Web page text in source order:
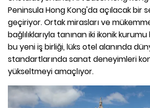
Peninsula Hong Kong'da açılacak bir
geçiriyor. Ortak mirasları ve
bağlılıklarıyla tanınan iki ikonik
bu yeni iş birliği, lüks otel alanında
standartlarında sanat deneyimleri
yükseltmeyi amaçlıyor.